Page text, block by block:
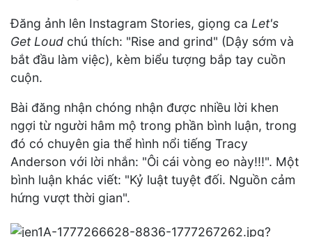
Đăng ảnh lên Instagram Stories, giọng ca Let's
Get Loud chú thích: "Rise and grind" (Dậy sớm và
bắt đầu làm việc), kèm biểu tượng bắp tay cuồn
cuộn.
Bài đăng nhận chóng nhận được nhiều lời khen
ngợi từ người hâm mộ trong phần bình luận, trong
đó có chuyên gia thể hình nổi tiếng Tracy
Anderson với lời nhắn: "Ôi cái vòng eo này!!!". Một
bình luận khác viết: "Kỷ luật tuyệt đối. Nguồn cảm
hứng vượt thời gian".